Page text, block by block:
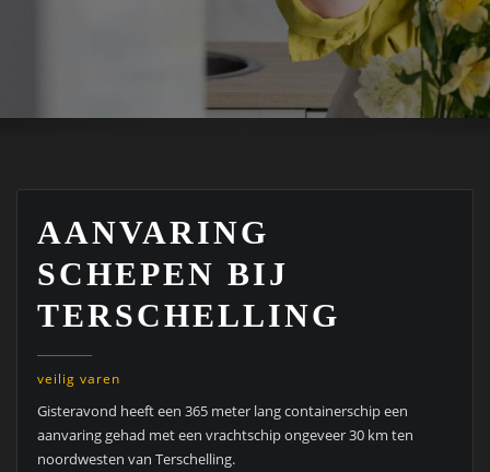
AANVARING
SCHEPEN BIJ
TERSCHELLING
veilig varen
Gisteravond heeft een 365 meter lang containerschip een
aanvaring gehad met een vrachtschip ongeveer 30 km ten
noordwesten van Terschelling.